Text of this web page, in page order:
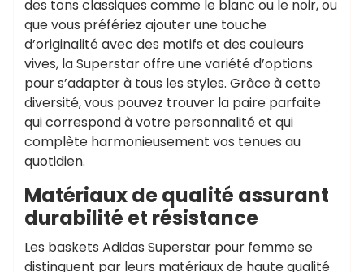
des tons classiques comme le blanc ou le noir, ou
que vous préfériez ajouter une touche
d’originalité avec des motifs et des couleurs
vives, la Superstar offre une variété d’options
pour s’adapter à tous les styles. Grâce à cette
diversité, vous pouvez trouver la paire parfaite
qui correspond à votre personnalité et qui
complète harmonieusement vos tenues au
quotidien.
Matériaux de qualité assurant
durabilité et résistance
Les baskets Adidas Superstar pour femme se
distinguent par leurs matériaux de haute qualité